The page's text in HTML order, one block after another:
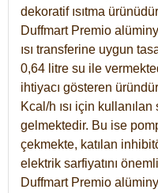
dekoratif ısıtma
Duffmart Premio
ısı transferine uygun
0,64 litre su ile
ihtiyacı gösteren
Kcal/h ısı için
gelmektedir. Bu ise
çekmekte, katılan
elektrik sarfiyatını
Duffmart Premio